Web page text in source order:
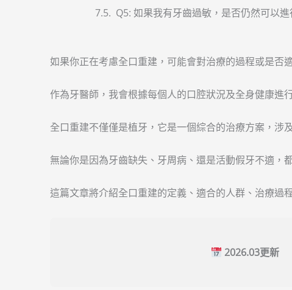
Q5: 如果我有牙齒過敏，是否仍然可以進
如果你正在考慮全口重建，可能會對治療的過程或是否
作為牙醫師，我會根據每個人的口腔狀況及全身健康進
全口重建不僅僅是植牙，它是一個綜合的治療方案，涉
無論你是因為牙齒缺失、牙周病、還是活動假牙不適，
這篇文章將介紹全口重建的定義、適合的人群、治療過
2026.03更新